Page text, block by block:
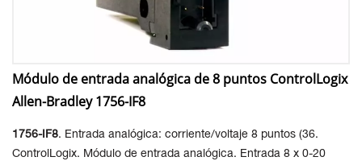
Módulo de entrada analógica de 8 puntos ControlLogix
Allen-Bradley 1756-IF8
1756-IF8. Entrada analógica: corriente/voltaje 8 puntos (36.
ControlLogix. Módulo de entrada analógica. Entrada 8 x 0-20